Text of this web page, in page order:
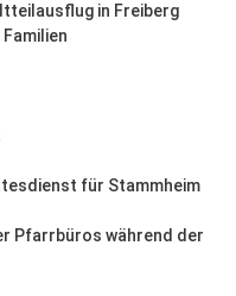
in Freiberg
für Stammheim
Pfarrbüros während der